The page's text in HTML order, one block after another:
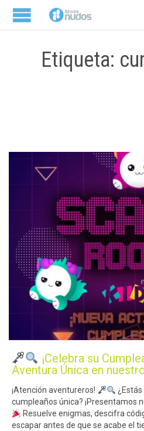
Etiqueta:
¡Celebra su
Aventura Única en
¡Atención aventureros!
cumpleaños única? ¡Presentamos
Resuelve enigmas, descifra
escapar antes de que se acabe el